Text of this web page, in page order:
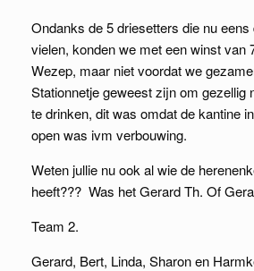
Ondanks de 5 driesetters die nu
vielen, konden we met een winst van
Wezep, maar niet voordat we
Stationnetje geweest zijn om gezellig
te drinken, dit was omdat de kantine
open was ivm verbouwing.
Weten jullie nu ook al wie de
heeft??? Was het Gerard Th. Of
Team 2.
Gerard, Bert, Linda, Sharon en